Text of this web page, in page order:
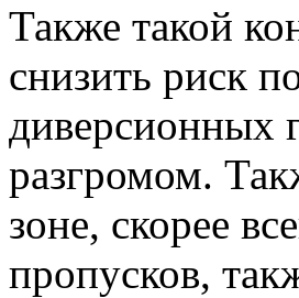
Также такой
снизить риск
диверсионных
разгромом.
зоне, скорее
пропусков,